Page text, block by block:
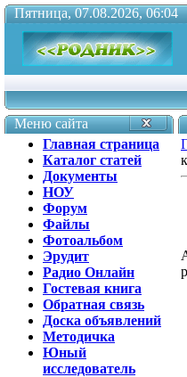
Пятница, 07.08.2026, 06:04
Меню сайта
Главная страница
Каталог статей
Документы
НОУ
Форум
Файлы
Фотоальбом
Эрудит
Радио Онлайн
Гостевая книга
Обратная связь
Доска объявлений
Методичка
Юный
исследователь